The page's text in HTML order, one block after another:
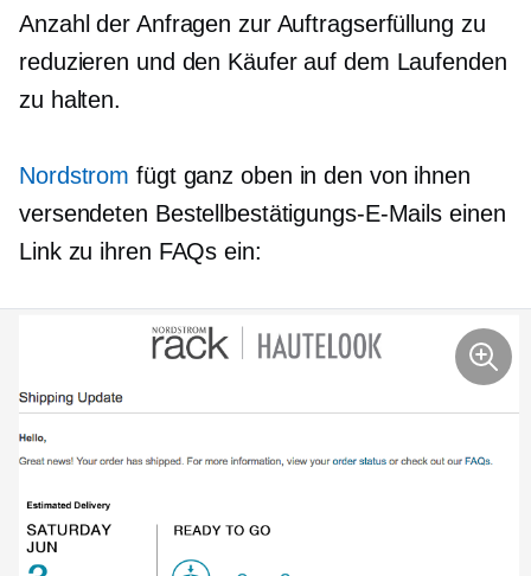
Anzahl der Anfragen zur Auftragserfüllung zu
reduzieren und den Käufer auf dem Laufenden
zu halten.
Nordstrom fügt ganz oben in den von ihnen
versendeten Bestellbestätigungs-E-Mails einen
Link zu ihren FAQs ein: